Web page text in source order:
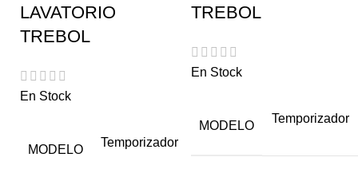
LAVATORIO
TREBOL
En Stock
MODELO
Temporizador
TREBOL
En Stock
MODELO
Temporizador